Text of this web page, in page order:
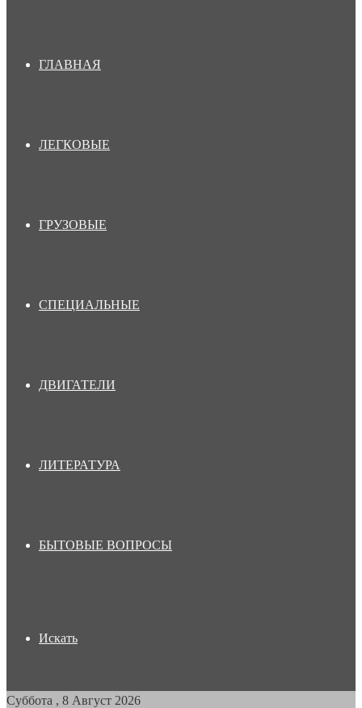
ГЛАВНАЯ
ЛЕГКОВЫЕ
ГРУЗОВЫЕ
СПЕЦИАЛЬНЫЕ
ДВИГАТЕЛИ
ЛИТЕРАТУРА
БЫТОВЫЕ ВОПРОСЫ
Искать
Суббота , 8 Август 2026